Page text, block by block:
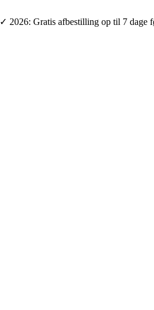
✓ 2026: Gratis afbestilling op til 7 dage